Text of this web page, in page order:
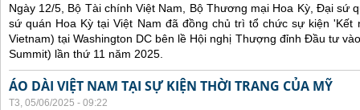
Ngày 12/5, Bộ Tài chính Việt Nam, Bộ Thương mại Hoa Kỳ, Đại sứ
sứ quán Hoa Kỳ tại Việt Nam đã đồng chủ trì tổ chức sự kiện 'Kết
Vietnam) tại Washington DC bên lề Hội nghị Thượng đỉnh Đầu tư
Summit) lần thứ 11 năm 2025.
ÁO DÀI VIỆT NAM TẠI SỰ KIỆN THỜI TRANG CỦA MỸ
T3, 05/06/2025 - 09:22